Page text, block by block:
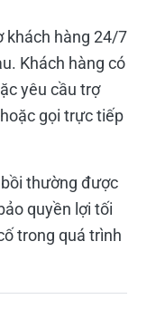
khách hàng 24/7
Khách hàng có
yêu cầu trợ
gọi trực tiếp
thường được
quyền lợi tối
trong quá trình